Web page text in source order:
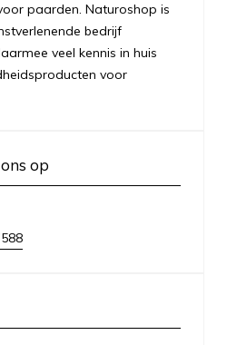
paarden. Naturoshop is
bedrijf
veel kennis in huis
voor
op